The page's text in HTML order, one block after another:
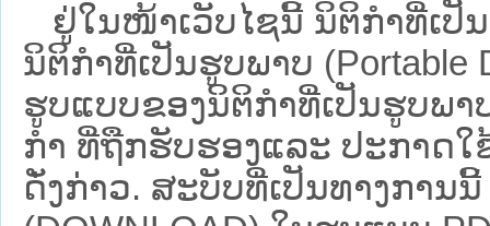
ຢູ່ໃນໜ້າ​ເວັບ​ໄຊ​ນີ້ ນິຕິກຳທີ່ເປັ
ນິຕິກໍາທີ່ເປັນຮູບພາບ (Portable
ຮູບແບບຂອງນິຕິກໍາທີ່ເປັນຮູບພ
ກໍາ ທີ່ຖືກຮັບຮອງແລະ ປະກາດ
ດັ່ງກ່າວ. ສະບັບທີ່ເປັນທາງການ